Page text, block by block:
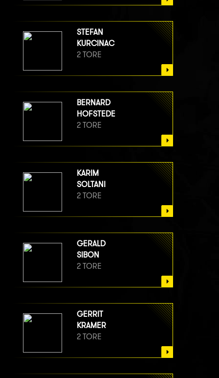
STEFAN
KURCINAC
2 TORE
BERNARD
HOFSTEDE
2 TORE
KARIM
SOLTANI
2 TORE
GERALD
SIBON
2 TORE
GERRIT
KRAMER
2 TORE